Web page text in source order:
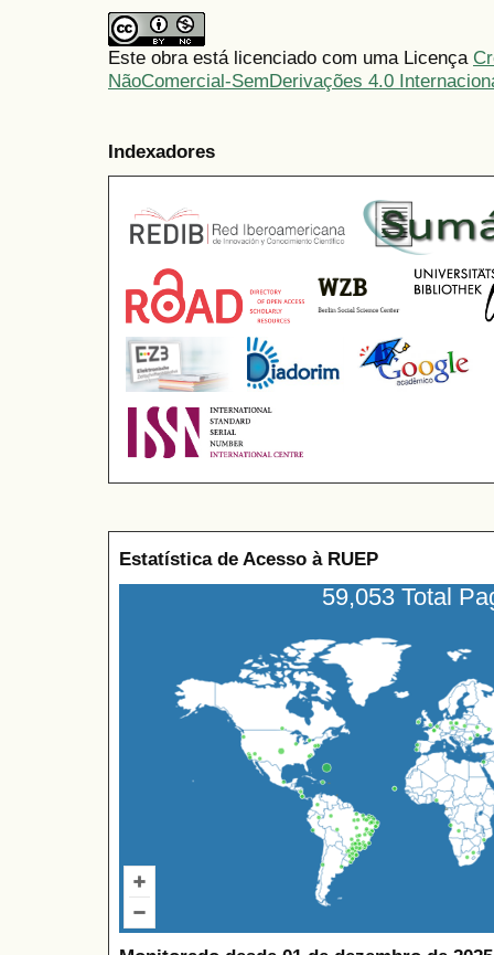
Este obra está licenciado com uma Licença
NãoComercial-SemDerivações 4.0
Indexadores
Estatística de Acesso à RUEP
59,053 Total